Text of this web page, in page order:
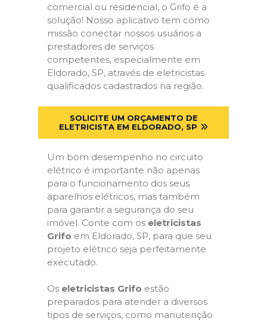
comercial ou residencial, o Grifo é a
solução! Nosso aplicativo tem como
missão conectar nossos usuários a
prestadores de serviços
competentes, especialmente em
Eldorado, SP, através de eletricistas
qualificados cadastrados na região.
SOLICITE UM ORÇAMENTO DE
ELETRICISTA EM ELDORADO, SP
Um bom desempenho no circuito
elétrico é importante não apenas
para o funcionamento dos seus
aparelhos elétricos, mas também
para garantir a segurança do seu
imóvel. Conte com os eletricistas
Grifo em Eldorado, SP, para que seu
projeto elétrico seja perfeitamente
executado.
Os eletricistas Grifo estão
preparados para atender a diversos
tipos de serviços, como manutenção